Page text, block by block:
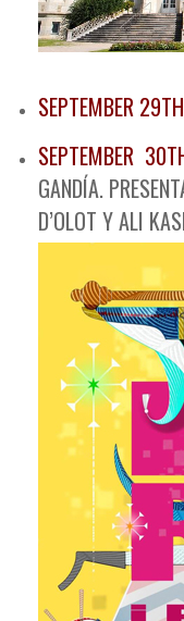
SEPTEMBER
SEPTEMBER
GANDÍA.
D’OLOT Y ALI